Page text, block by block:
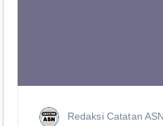
Redaksi Catatan ASN